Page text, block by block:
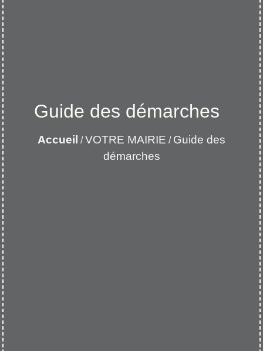
Guide des démarches
Accueil /VOTRE MAIRIE / Guide des
démarches